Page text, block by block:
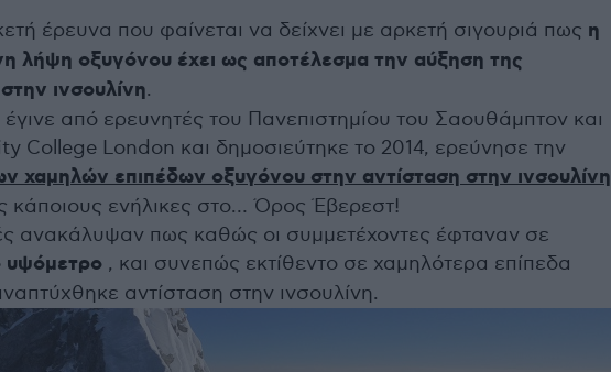
έρευνα που φαίνεται να δείχνει με αρκετή σιγουριά πως η
λήψη οξυγόνου έχει ως αποτέλεσμα την αύξηση της
ινσουλίνη.
από ερευνητές του Πανεπιστημίου του Σαουθάμπτον και
College London και δημοσιεύτηκε το 2014, ερεύνησε την
χαμηλών επιπέδων οξυγόνου στην αντίσταση στην ινσουλίνη
κάποιους ενήλικες στο… Όρος Έβερεστ!
ανακάλυψαν πως καθώς οι συμμετέχοντες έφταναν σε
υψόμετρο , και συνεπώς εκτίθεντο σε χαμηλότερα επίπεδα
αντίσταση στην ινσουλίνη.